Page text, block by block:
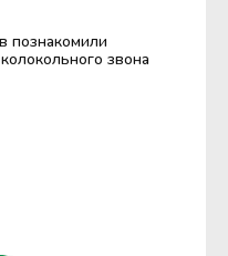
познакомили
звона